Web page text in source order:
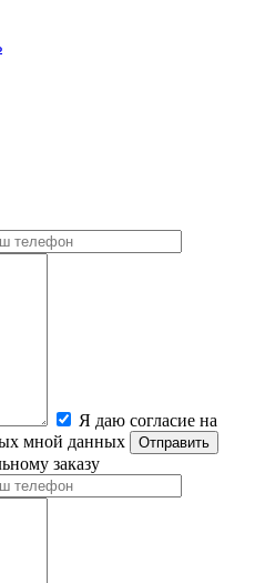
Я даю согласие на
мной данных
заказу